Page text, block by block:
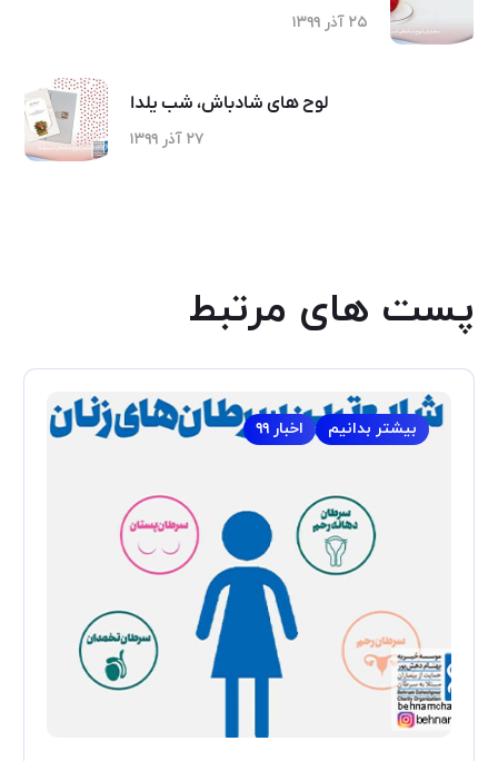
۲۵ آذر ۱۳۹۹
لوح های شادباش، شب یلدا
۲۷ آذر ۱۳۹۹
پست های مرتبط
اخبار ۹۹ بیشتر بدانیم